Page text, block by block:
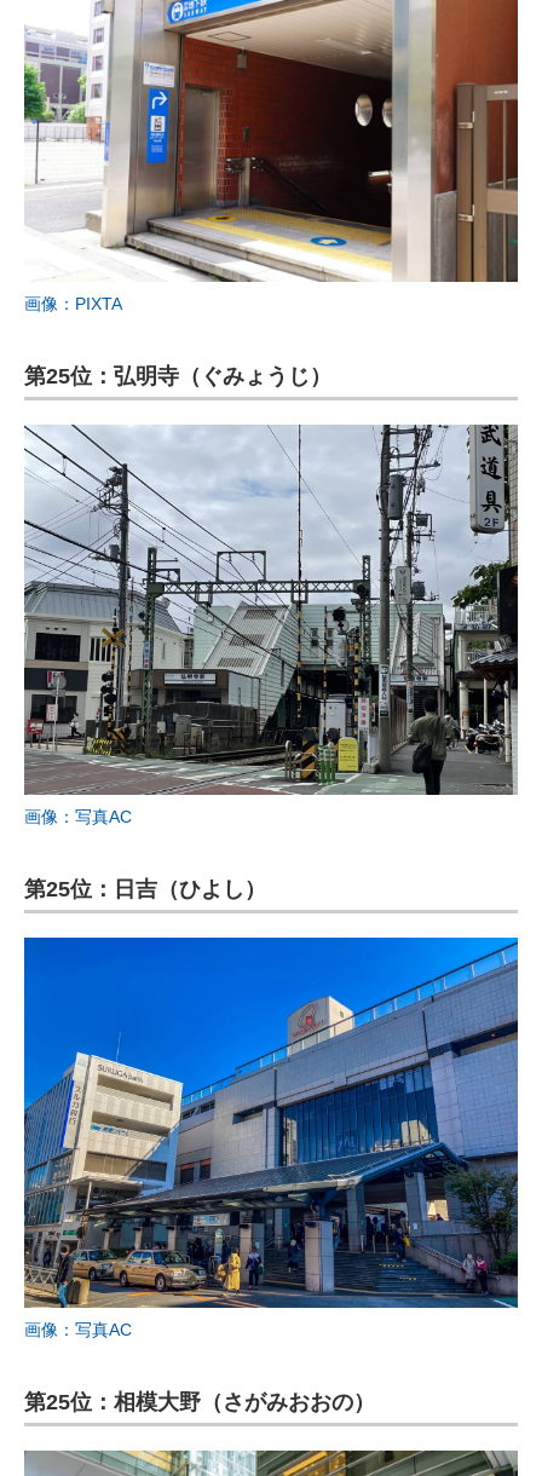
画像：PIXTA
第25位：弘明寺（ぐみょうじ）
画像：写真AC
第25位：日吉（ひよし）
画像：写真AC
第25位：相模大野（さがみおおの）